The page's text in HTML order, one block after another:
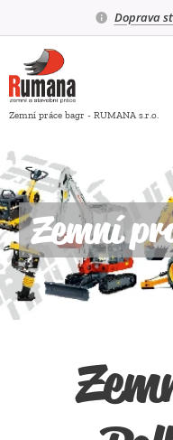
Doprava
Zemní práce bagr - RUMANA s.r.o.
Zemní